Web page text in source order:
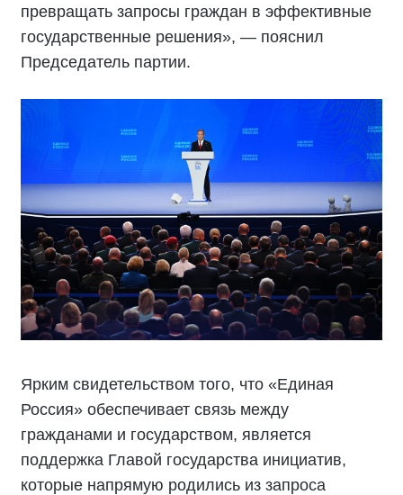
превращать запросы граждан в эффективные
государственные решения», — пояснил
Председатель партии.
Ярким свидетельством того, что «Единая
Россия» обеспечивает связь между
гражданами и государством, является
поддержка Главой государства инициатив,
которые напрямую родились из запроса